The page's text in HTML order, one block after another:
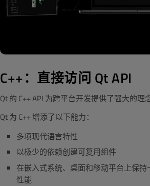
C++：直接访问 Qt API
Qt 的 C++ API 为跨平台开发提供了强大的理
Qt 为 C++ 增添了以下能力：
多项现代语言特性
以极少的依赖创建可复用组件
在嵌入式系统、桌面和移动平台上保
性能